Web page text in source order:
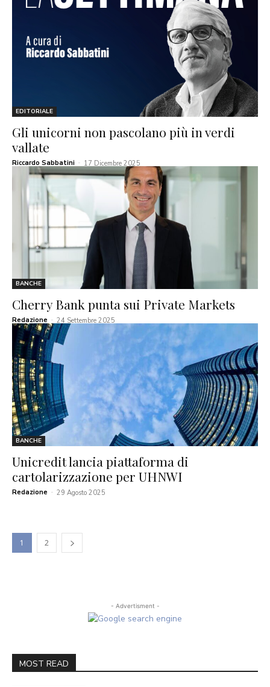
EDITORIALE
Gli unicorni non pascolano più in verdi
vallate
Riccardo Sabbatini - 17 Dicembre 2025
BANCHE
Cherry Bank punta sui Private Markets
Redazione - 24 Settembre 2025
BANCHE
Unicredit lancia piattaforma di
cartolarizzazione per UHNWI
Redazione - 29 Agosto 2025
1 2
- Advertisment -
MOST READ